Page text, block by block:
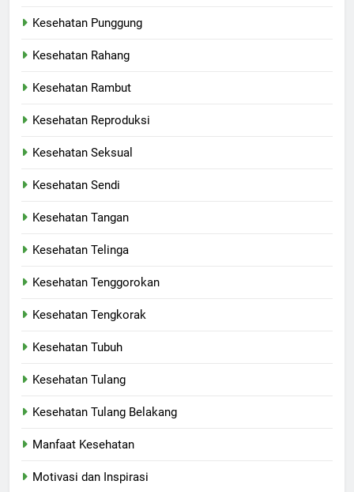
Kesehatan Punggung
Kesehatan Rahang
Kesehatan Rambut
Kesehatan Reproduksi
Kesehatan Seksual
Kesehatan Sendi
Kesehatan Tangan
Kesehatan Telinga
Kesehatan Tenggorokan
Kesehatan Tengkorak
Kesehatan Tubuh
Kesehatan Tulang
Kesehatan Tulang Belakang
Manfaat Kesehatan
Motivasi dan Inspirasi